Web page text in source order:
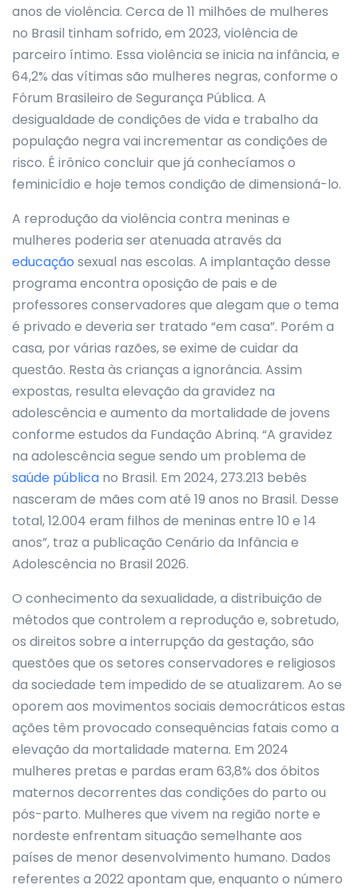
anos de violência. Cerca de 11 milhões de mulheres
no Brasil tinham sofrido, em 2023, violência de
parceiro íntimo. Essa violência se inicia na infância, e
64,2% das vítimas são mulheres negras, conforme o
Fórum Brasileiro de Segurança Pública. A
desigualdade de condições de vida e trabalho da
população negra vai incrementar as condições de
risco. É irônico concluir que já conhecíamos o
feminicídio e hoje temos condição de dimensioná-lo.
A reprodução da violência contra meninas e
mulheres poderia ser atenuada através da
educação sexual nas escolas. A implantação desse
programa encontra oposição de pais e de
professores conservadores que alegam que o tema
é privado e deveria ser tratado “em casa”. Porém a
casa, por várias razões, se exime de cuidar da
questão. Resta às crianças a ignorância. Assim
expostas, resulta elevação da gravidez na
adolescência e aumento da mortalidade de jovens
conforme estudos da Fundação Abrinq. “A gravidez
na adolescência segue sendo um problema de
saúde pública no Brasil. Em 2024, 273.213 bebês
nasceram de mães com até 19 anos no Brasil. Desse
total, 12.004 eram filhos de meninas entre 10 e 14
anos”, traz a publicação Cenário da Infância e
Adolescência no Brasil 2026.
O conhecimento da sexualidade, a distribuição de
métodos que controlem a reprodução e, sobretudo,
os direitos sobre a interrupção da gestação, são
questões que os setores conservadores e religiosos
da sociedade tem impedido de se atualizarem. Ao se
oporem aos movimentos sociais democráticos estas
ações têm provocado consequências fatais como a
elevação da mortalidade materna. Em 2024
mulheres pretas e pardas eram 63,8% dos óbitos
maternos decorrentes das condições do parto ou
pós-parto. Mulheres que vivem na região norte e
nordeste enfrentam situação semelhante aos
países de menor desenvolvimento humano. Dados
referentes a 2022 apontam que, enquanto o número